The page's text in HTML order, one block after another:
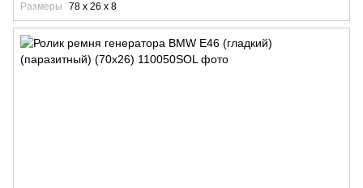
Размеры
78 x 26 x 8